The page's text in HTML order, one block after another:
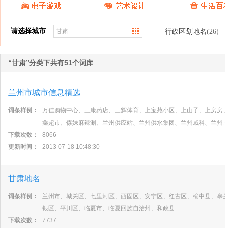
请选择城市 行政区划地名(26)
“甘肃”分类下共有51个词库
兰州市城市信息精选
词条样例：
万佳购物中心、三康药店、三辉体育、上宝苑小区、上山子、上房
鑫超市、傣妹麻辣涮、兰州供应站、兰州供水集团、兰州威科、兰
下载次数：
8066
更新时间：
2013-07-18 10:48:30
甘肃地名
词条样例：
兰州市、城关区、七里河区、西固区、安宁区、红古区、榆中县、
银区、平川区、临夏市、临夏回族自治州、和政县
下载次数：
7737